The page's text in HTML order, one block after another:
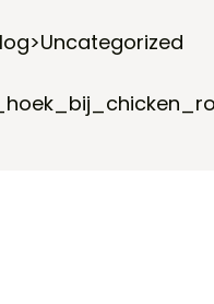
>Uncategorized